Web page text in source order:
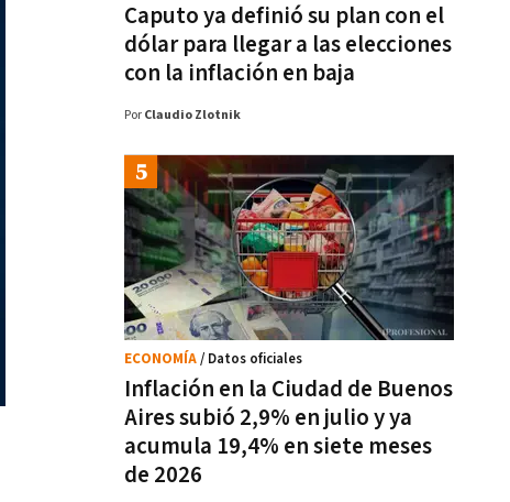
Caputo ya definió su plan con el
dólar para llegar a las elecciones
con la inflación en baja
Por Claudio Zlotnik
Inflación en la Ciudad de Buenos
Aires subió 2,9% en julio y ya
acumula 19,4% en siete meses
de 2026
ECONOMÍA/ Datos oficiales